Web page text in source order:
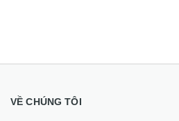
VỀ CHÚNG TÔI